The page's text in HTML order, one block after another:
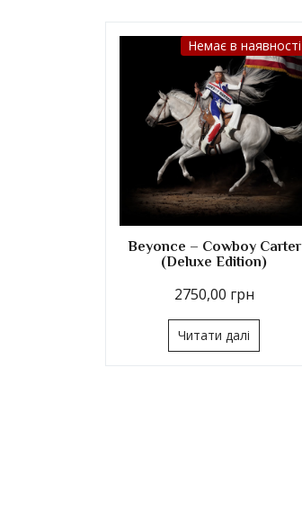
Немає в наявності
Beyonce – Cowboy Carter
(Deluxe Edition)
2750,00 грн
Читати далі